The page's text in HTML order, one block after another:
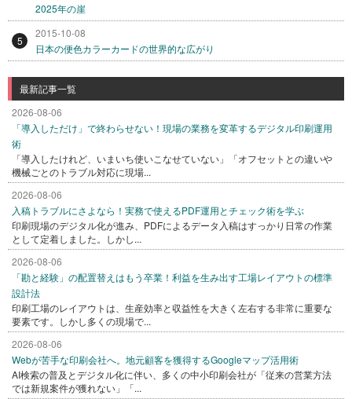
2025年の崖
5
2015-10-08
日本の便色カラーカードの世界的な広がり
最新記事一覧
2026-08-06
「導入しただけ」で終わらせない！現場の業務を変革するデジタル印刷運用
術
「導入したけれど、いまいち使いこなせていない」「オフセットとの違いや
機械ごとのトラブル対応に現場...
2026-08-06
入稿トラブルにさよなら！実務で使えるPDF運用とチェック術を学ぶ
印刷現場のデジタル化が進み、PDFによるデータ入稿はすっかり日常の作業
として定着しました。しかし...
2026-08-06
「勘と経験」の配置替えはもう卒業！利益を生み出す工場レイアウトの標準
設計法
印刷工場のレイアウトは、生産効率と収益性を大きく左右する非常に重要な
要素です。しかし多くの現場で...
2026-08-06
Webが苦手な印刷会社へ。地元顧客を獲得するGoogleマップ活用術
AI検索の普及とデジタル化に伴い、多くの中小印刷会社が「従来の営業方法
では新規案件が獲れない」「...